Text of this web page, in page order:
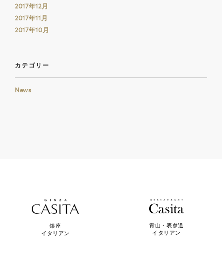
2017年12月
2017年11月
2017年10月
カテゴリー
News
銀座
イタリアン
青山・表参道
イタリアン